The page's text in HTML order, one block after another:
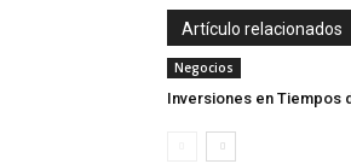
Artículo relacionados
Negocios
Inversiones en Tiempos